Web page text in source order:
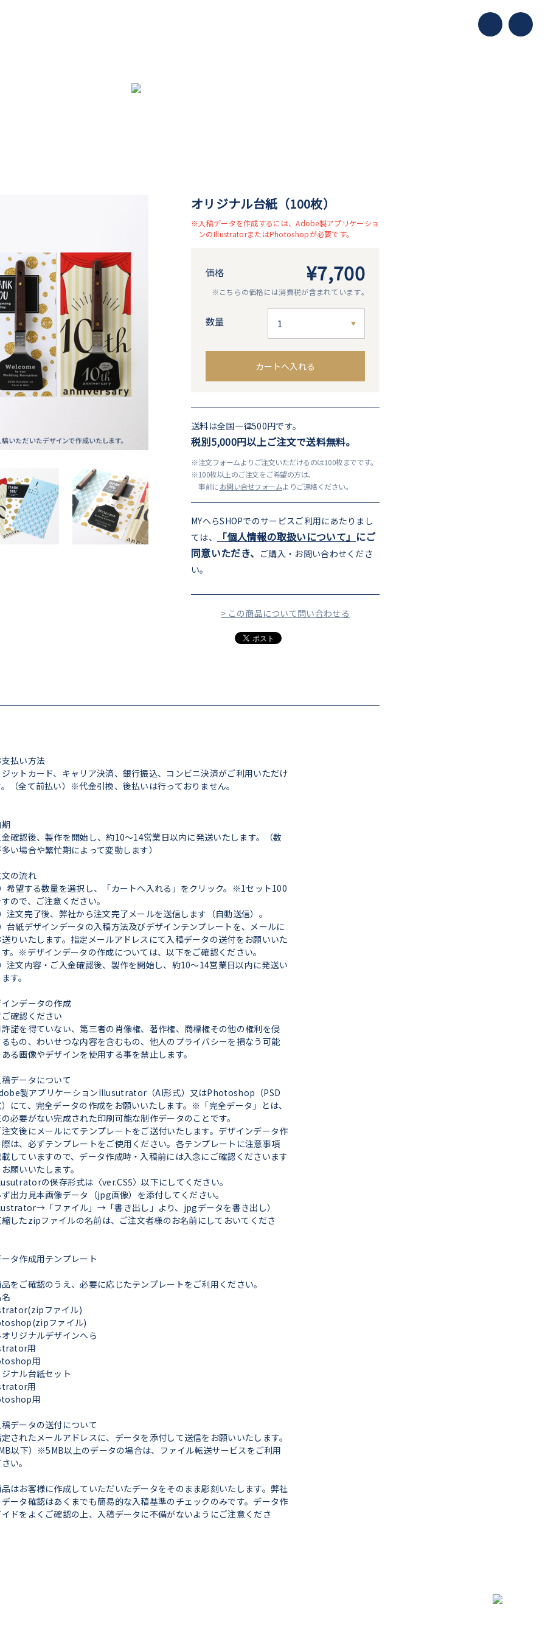
オリジナル台紙（100枚）
※入稿データを作成するには、Adobe製アプリケーショ
ンのIllustratorまたはPhotoshopが必要です。
価格 ¥7,700
※こちらの価格には消費税が含まれています｡
数量
カートへ入れる
送料は全国一律500円です。
税別5,000円以上ご注文で送料無料。
※注文フォームよりご注文いただけるのは100枚までです。
※100枚以上のご注文をご希望の方は、
事前にお問い合せフォームよりご連絡ください。
MYへらSHOPでのサービスご利用にあたりまし
ては、
「個人情報の取扱いについて」 にご
同意いただき、 ご購入・お問い合わせくださ
い。
> この商品について問い合わせる
払い方法
ットカード、キャリア決済、銀行振込、コンビニ決済がご利用いただけ
。（全て前払い）※代金引換、後払いは行っておりません。
金確認後、製作を開始し、約10～14営業日以内に発送いたします。（数
い場合や繁忙期によって変動します）
文の流れ
）希望する数量を選択し、「カートへ入れる」をクリック。※1セット100
ので、ご注意ください。
）注文完了後、弊社から注文完了メールを送信します（自動送信）。
）台紙デザインデータの入稿方法及びデザインテンプレートを、メールに
りいたします。指定メールアドレスにて入稿データの送付をお願いいた
す。※デザインデータの作成については、以下をご確認ください。
）注文内容・ご入金確認後、製作を開始し、約10～14営業日以内に発送い
す。
ンデータの作成
確認ください
諾を得ていない、第三者の肖像権、著作権、商標権その他の権利を侵
もの、わいせつな内容を含むもの、他人のプライバシーを損なう可能
る画像やデザインを使用する事を禁止します。
データについて
製アプリケーションIllusutrator（AI形式）又はPhotoshop（PSD
にて、完全データの作成をお願いいたします。※「完全データ」とは、
必要がない完成された印刷可能な制作データのことです。
注文後にメールにてテンプレートをご送付いたします。デザインデータ作
は、必ずテンプレートをご使用ください。各テンプレートに注意事項
していますので、データ作成時・入稿前には入念にご確認くださいます
願いいたします。
の保存形式は〈ver.CS5〉以下にしてください。
ず出力見本画像データ（jpg画像）を添付してください。
「ファイル」→「書き出し」より、jpgデータを書き出し）
縮したzipファイルの名前は、ご注文者様のお名前にしておいてくださ
タ作成用テンプレート
品をご確認のうえ、必要に応じたテンプレートをご利用ください。
ファイル)
ファイル)
オリジナルデザインへら
用
用
ナル台紙セット
用
用
データの送付について
定されたメールアドレスに、データを添付して送信をお願いいたします。
以下）※5MB以上のデータの場合は、ファイル転送サービスをご利用
い。
はお客様に作成していただいたデータをそのまま彫刻いたします。弊社
ータ確認はあくまでも簡易的な入稿基準のチェックのみです。データ作
ドをよくご確認の上、入稿データに不備がないようにご注意くださ